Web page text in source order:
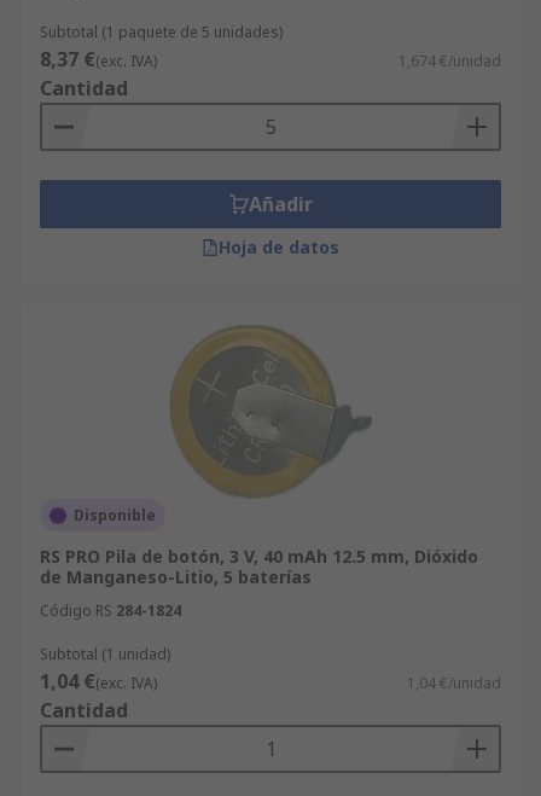
Subtotal (1 paquete de 5 unidades)
8,37 €(exc. IVA) 1,674 €/unidad
Cantidad
Añadir
Hoja de datos
Disponible
RS PRO Pila de botón, 3 V, 40 mAh 12.5 mm, Dióxido
de Manganeso-Litio, 5 baterías
Código RS 284-1824
Subtotal (1 unidad)
1,04 €(exc. IVA) 1,04 €/unidad
Cantidad